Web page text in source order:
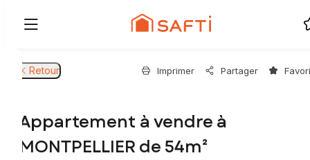
Retour Imprimer Partager
Appartement à vendre à
MONTPELLIER de 54m²